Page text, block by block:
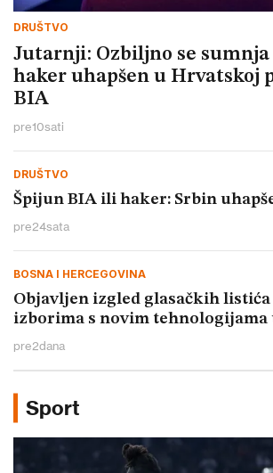
DRUŠTVO
Jutarnji: Ozbiljno se sumnja
haker uhapšen u Hrvatskoj
BIA
pre10sati
DRUŠTVO
Špijun BIA ili haker: Srbin
pre24sata
BOSNA I HERCEGOVINA
Objavljen izgled glasačkih
izborima s novim tehnologijama
pre2dana
Sport